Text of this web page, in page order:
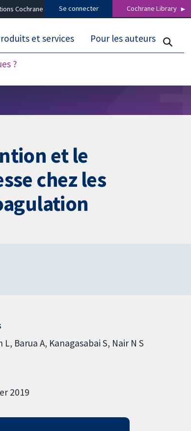
Cochrane Se connecter Cochrane Library
?
et services Pour les auteurs
et le
chez les
L Barua A Kanagasabai S Nair N S
2019